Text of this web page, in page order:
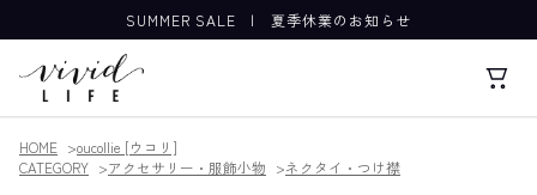
SUMMER SALE |夏季休業のお知らせ
HOME
oucollie [ウコリ]
CATEGORY
アクセサリー・服飾小物 ネクタイ・つけ襟